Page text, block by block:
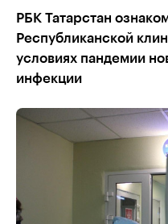
РБК Татарстан
Республиканской
условиях пандемии
инфекции